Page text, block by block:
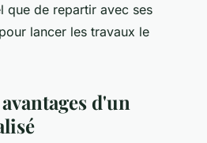
que de repartir avec ses
lancer les travaux le
d'un